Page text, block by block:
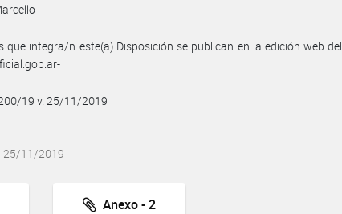
que integra/n este(a) Disposición se publican en la edición web del
19 v. 25/11/2019
25/11/2019
Anexo - 2